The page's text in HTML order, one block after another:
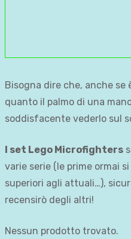
Bisogna dire che, anche
quanto il palmo di una
soddisfacente vederlo sul
I set Lego Microfighters
varie serie (le prime ormai
superiori agli attuali…),
recensirò degli altri!
Nessun prodotto trovato.